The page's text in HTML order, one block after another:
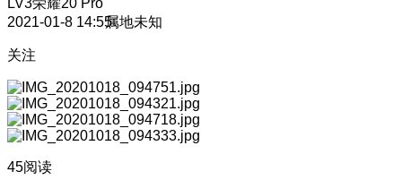
2021-01-8 14:55属地未知
关注
45阅读